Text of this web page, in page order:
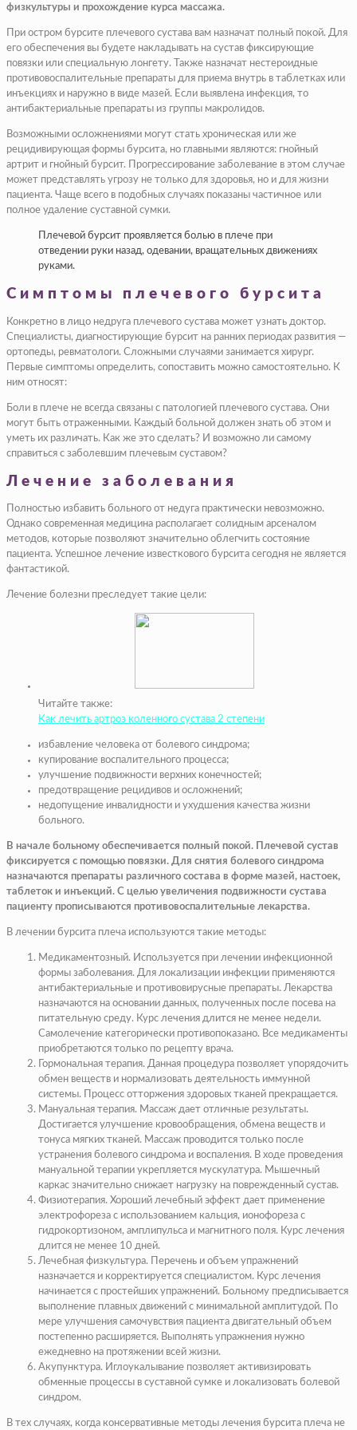
физкультуры и прохождение курса массажа.​
​При остром бурсите плечевого сустава вам назначат полный покой. Для
его обеспечения вы будете накладывать на сустав фиксирующие
повязки или специальную лонгету. Также назначат нестероидные
противовоспалительные препараты для приема внутрь в таблетках или
инъекциях и наружно в виде мазей. Если выявлена инфекция, то
антибактериальные препараты из группы макролидов.​
​Возможными осложнениями могут стать хроническая или же
рецидивирующая формы бурсита, но главными являются: гнойный
артрит и гнойный бурсит. Прогрессирование заболевание в этом случае
может представлять угрозу не только для здоровья, но и для жизни
пациента. Чаще всего в подобных случаях показаны частичное или
полное удаление суставной сумки.​
​Плечевой бурсит проявляется болью в плече при
отведении руки назад, одевании, вращательных движениях
руками.​
Симптомы плечевого бурсита
​Конкретно в лицо недруга плечевого сустава может узнать доктор.
Специалисты, диагностирующие бурсит на ранних периодах развития —
ортопеды, ревматологи. Сложными случаями занимается хирург.
Первые симптомы определить, сопоставить можно самостоятельно. К
ним относят:​
Боли в плече не всегда связаны с патологией плечевого сустава. Они
могут быть отраженными. Каждый больной должен знать об этом и
уметь их различать. Как же это сделать? И возможно ли самому
справиться с заболевшим плечевым суставом?
Лечение заболевания
Полностью избавить больного от недуга практически невозможно.
Однако современная медицина располагает солидным арсеналом
методов, которые позволяют значительно облегчить состояние
пациента. Успешное лечение известкового бурсита сегодня не является
фантастикой.
Лечение болезни преследует такие цели:
Читайте также:
Как лечить артроз коленного сустава 2 степени
избавление человека от болевого синдрома;
купирование воспалительного процесса;
улучшение подвижности верхних конечностей;
предотвращение рецидивов и осложнений;
недопущение инвалидности и ухудшения качества жизни
больного.
В начале больному обеспечивается полный покой. Плечевой сустав
фиксируется с помощью повязки. Для снятия болевого синдрома
назначаются препараты различного состава в форме мазей, настоек,
таблеток и инъекций. С целью увеличения подвижности сустава
пациенту прописываются противовоспалительные лекарства.
В лечении бурсита плеча используются такие методы:
Медикаментозный. Используется при лечении инфекционной
формы заболевания. Для локализации инфекции применяются
антибактериальные и противовирусные препараты. Лекарства
назначаются на основании данных, полученных после посева на
питательную среду. Курс лечения длится не менее недели.
Самолечение категорически противопоказано. Все медикаменты
приобретаются только по рецепту врача.
Гормональная терапия. Данная процедура позволяет упорядочить
обмен веществ и нормализовать деятельность иммунной
системы. Процесс отторжения здоровых тканей прекращается.
Мануальная терапия. Массаж дает отличные результаты.
Достигается улучшение кровообращения, обмена веществ и
тонуса мягких тканей. Массаж проводится только после
устранения болевого синдрома и воспаления. В ходе проведения
мануальной терапии укрепляется мускулатура. Мышечный
каркас значительно снижает нагрузку на поврежденный сустав.
Физиотерапия. Хороший лечебный эффект дает применение
электрофореза с использованием кальция, ионофореза с
гидрокортизоном, амплипульса и магнитного поля. Курс лечения
длится не менее 10 дней.
Лечебная физкультура. Перечень и объем упражнений
назначается и корректируется специалистом. Курс лечения
начинается с простейших упражнений. Больному предписывается
выполнение плавных движений с минимальной амплитудой. По
мере улучшения самочувствия пациента двигательный объем
постепенно расширяется. Выполнять упражнения нужно
ежедневно на протяжении всей жизни.
Акупунктура. Иглоукалывание позволяет активизировать
обменные процессы в суставной сумке и локализовать болевой
синдром.
В тех случаях, когда консервативные методы лечения бурсита плеча не